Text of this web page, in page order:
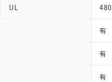
UL
有
有
有
※当社の共
いる法人を指
下記の非含有証
EU RoHS指令（
51物質の非含有
※本証明書は発行
また、RoHS指
混在することか